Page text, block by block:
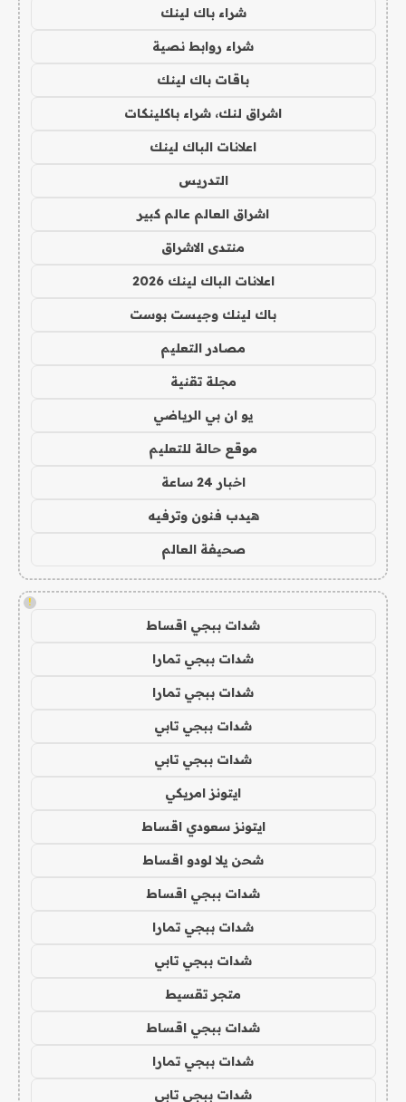
شراء باك لينك
شراء روابط نصية
باقات باك لينك
اشراق لنك، شراء باكلينكات
اعلانات الباك لينك
التدريس
اشراق العالم عالم كبير
منتدى الاشراق
اعلانات الباك لينك 2026
باك لينك وجيست بوست
مصادر التعليم
مجلة تقنية
يو ان بي الرياضي
موقع حالة للتعليم
اخبار 24 ساعة
هيدب فنون وترفيه
صحيفة العالم
!
شدات ببجي اقساط
شدات ببجي تمارا
شدات ببجي تمارا
شدات ببجي تابي
شدات ببجي تابي
ايتونز امريكي
ايتونز سعودي اقساط
شحن يلا لودو اقساط
شدات ببجي اقساط
شدات ببجي تمارا
شدات ببجي تابي
متجر تقسيط
شدات ببجي اقساط
شدات ببجي تمارا
شدات ببجي تابي